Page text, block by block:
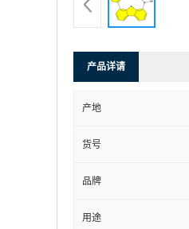
产品详请
产地
货号
品牌
用途